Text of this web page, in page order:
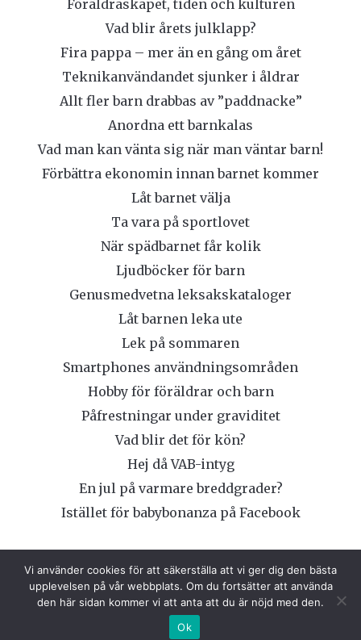
Föräldraskapet, tiden och kulturen
Vad blir årets julklapp?
Fira pappa – mer än en gång om året
Teknikanvändandet sjunker i åldrar
Allt fler barn drabbas av ”paddnacke”
Anordna ett barnkalas
Vad man kan vänta sig när man väntar barn!
Förbättra ekonomin innan barnet kommer
Låt barnet välja
Ta vara på sportlovet
När spädbarnet får kolik
Ljudböcker för barn
Genusmedvetna leksakskataloger
Låt barnen leka ute
Lek på sommaren
Smartphones användningsområden
Hobby för föräldrar och barn
Påfrestningar under graviditet
Vad blir det för kön?
Hej då VAB-intyg
En jul på varmare breddgrader?
Istället för babybonanza på Facebook
COPYRIGHT © 2026 SPACEBABIES
Vi använder cookies för att säkerställa att vi ger dig den bästa
upplevelsen på vår webbplats. Om du fortsätter att använda
den här sidan kommer vi att anta att du är nöjd med den.
Ok